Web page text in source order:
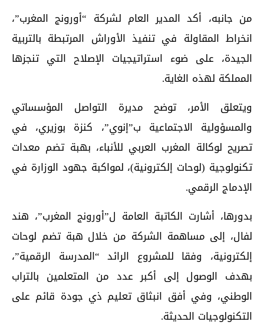
من جانبه، أكد المدير العام لشركة “أورونج المغرب”،
انخراط المقاولة في تنفيذ الأوراش المرتبطة بالتربية
الجيدة، على ضوء استراتيجيات الإصلاح التي تنجزها
المملكة لهذه الغاية.
ويتعلق الأمر، توضح مديرة التواصل المؤسساتي
والمسؤولية الاجتماعية ب”إنوي”، كنزة بوزيري، في
تصريح لوكالة المغرب العربي للأنباء، بهبة تضم معدات
تكنولوجية (لوحات إلكترونية)، لمواكبة جهود الوزارة في
الإدماج الرقمي.
بدورها، أشارت الكاتبة العامة ل”أورونج المغرب”، هند
لفال، إلى مساهمة الشركة من خلال هبة تضم لوحات
إلكترونية، وفقا للمشروع الرائد “المدرسة الرقمية”،
بهدف الوصول إلى أكبر عدد من المتعلمين بالتراب
الوطني، وفي أفق انبثاق تعليم ذي جودة قائم على
التكنولوجيات الحديثة.